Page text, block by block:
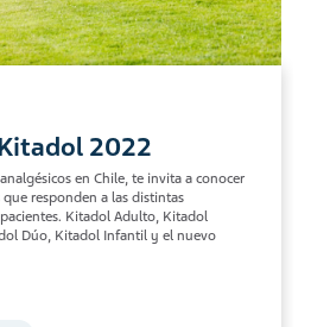
2022
en Chile, te invita a conocer
responden a las distintas
Kitadol Adulto, Kitadol
Dúo, Kitadol Infantil y el nuevo